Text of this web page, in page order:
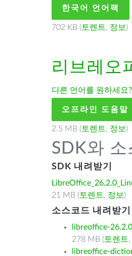
한국어 언어팩
702 KB ( 토렌트, 정보 )
리브레오
다른 언어를 원하세요?
오프라인 도움말
2.5 MB ( 토렌트, 정보 )
SDK와 소
SDK 내려받기
21 MB ( 토렌트, 정보 )
소스코드 내려받기
libreoffice-
278 MB ( 토렌트,
libreoffice-